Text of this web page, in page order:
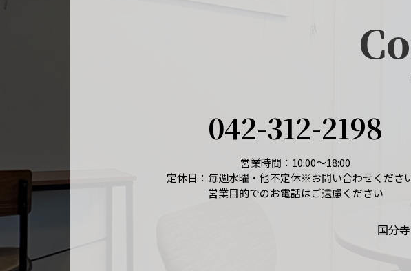
042-312-2198
営業時間：10:00～18:00
定休日：毎週水曜・他不定休※お問い合わせください
営業目的でのお電話はご遠慮ください
国分